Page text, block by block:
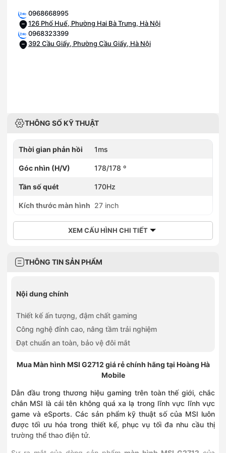
0968668995
126 Phố Huế, Phường Hai Bà Trưng, Hà Nội
0968323399
392 Cầu Giấy, Phường Cầu Giấy, Hà Nội
THÔNG SỐ KỸ THUẬT
Thời gian phản hồi 1ms
Góc nhìn (H/V) 178/178 º
Tần số quét 170Hz
Kích thước màn hình 27 inch
XEM CẤU HÌNH CHI TIẾT
THÔNG TIN SẢN PHẨM
Nội dung chính
Thiết kế ấn tượng, đậm chất gaming
Công nghệ đỉnh cao, nâng tầm trải nghiệm
Đạt chuẩn an toàn, bảo vệ đôi mắt
Mua Màn hình MSI G2712 giá rẻ chính hãng tại Hoàng Hà
Mobile
Dẫn đầu trong thương hiệu gaming trên toàn thế giới, chắc
chắn MSI là cái tên không quá xa lạ trong lĩnh vực lĩnh vực
game và eSports. Các sản phẩm kỹ thuật số của MSI luôn
được tối ưu hóa trong thiết kế, phục vụ tối đa nhu cầu thị
trường thể thao điện tử.